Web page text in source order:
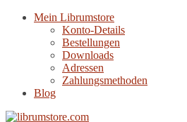
Navigation
Zum
Mein Librumstore
Konto-Details
Bestellungen
Downloads
Adressen
Zahlungsmethoden
Blog